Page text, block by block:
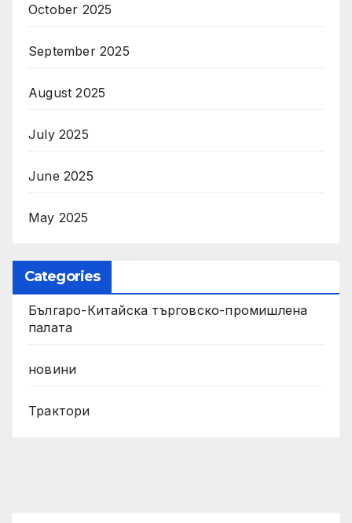
October 2025
September 2025
August 2025
July 2025
June 2025
May 2025
Categories
Българо-Китайска търговско-промишлена
палата
новини
Трактори